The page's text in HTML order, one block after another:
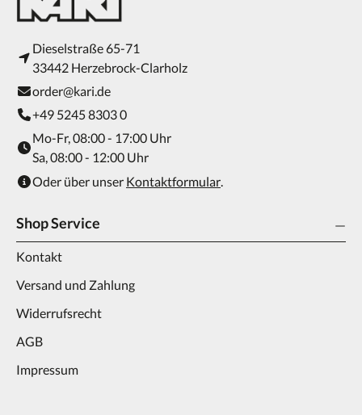
Dieselstraße 65-71
33442 Herzebrock-Clarholz
order@kari.de
+49 5245 8303 0
Mo-Fr, 08:00 - 17:00 Uhr
Sa, 08:00 - 12:00 Uhr
Oder über unser Kontaktformular.
Shop Service
Kontakt
Versand und Zahlung
Widerrufsrecht
AGB
Impressum